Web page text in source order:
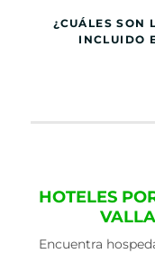
¿CUÁLES SON
INCLUIDO
HOTELES
Encuentra